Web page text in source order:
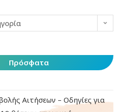
Πρόσφατα
Αιτήσεων – Οδηγίες για